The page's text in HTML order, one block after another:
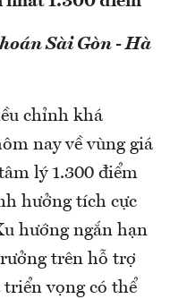
Sài Gòn - Hà
chỉnh khá
nay về vùng giá
lý 1.300 điểm
hưởng tích cực
hướng ngắn hạn
trên hỗ trợ
vọng có thể